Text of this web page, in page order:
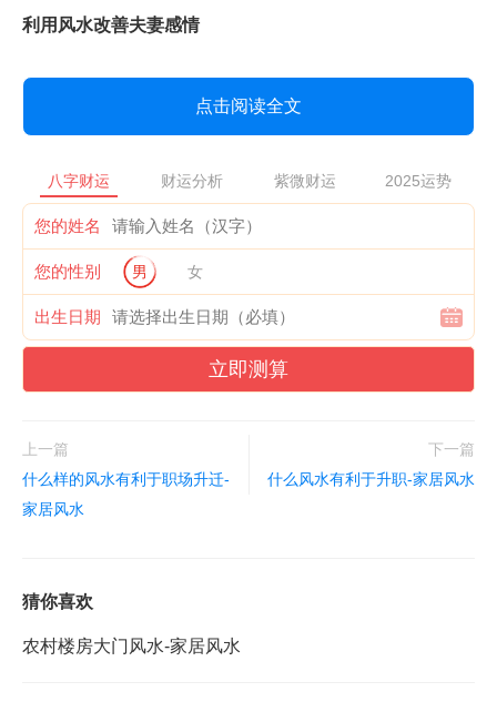
利用风水改善夫妻感情
点击阅读全文
八字财运 财运分析 紫微财运 2025运势
您的姓名
您的性别 男 女
出生日期
立即测算
上一篇
什么样的风水有利于职场升迁-
家居风水
下一篇
什么风水有利于升职-家居风水
猜你喜欢
农村楼房大门风水-家居风水